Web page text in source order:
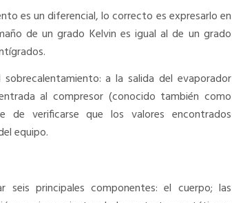
es un diferencial, lo correcto es expresarlo en
de un grado Kelvin es igual al de un grado
a la salida del evaporador
al compresor (conocido también como
de verificarse que los valores encontrados
equipo.
principales componentes: el cuerpo; las